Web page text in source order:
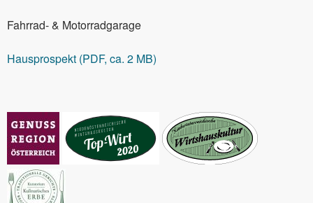
Fahrrad- & Motorradgarage
Hausprospekt (PDF, ca. 2 MB)